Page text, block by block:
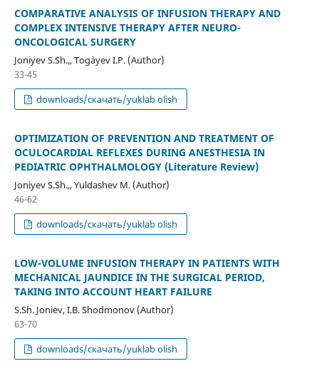
COMPARATIVE ANALYSIS OF INFUSION THERAPY AND
COMPLEX INTENSIVE THERAPY AFTER NEURO-
ONCOLOGICAL SURGERY
Joniyev S.Sh.,, Tog`ayev I.P. (Author)
33-45
downloads/скачать/yuklab olish
OPTIMIZATION OF PREVENTION AND TREATMENT OF
OCULOCARDIAL REFLEXES DURING ANESTHESIA IN
PEDIATRIC OPHTHALMOLOGY (Literature Review)
Joniyev S.Sh.,, Yuldashev M. (Author)
46-62
downloads/скачать/yuklab olish
LOW-VOLUME INFUSION THERAPY IN PATIENTS WITH
MECHANICAL JAUNDICE IN THE SURGICAL PERIOD,
TAKING INTO ACCOUNT HEART FAILURE
S.Sh. Joniev, I.B. Shodmonov (Author)
63-70
downloads/скачать/yuklab olish